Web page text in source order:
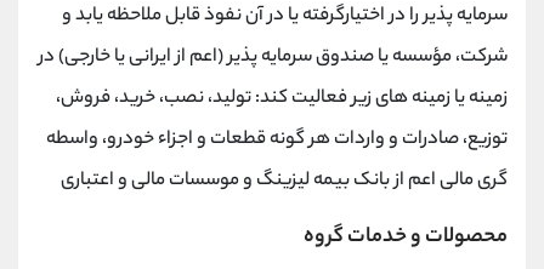
سرمایه پذیر را در اختیارگرفته یا در آن نفوذ قابل ملاحظه یابد و
شرکت، مؤسسه یا صندوق سرمایه پذیر (اعم از ایرانی یا خارجی) در
زمینه یا زمینه های زیر فعالیت کند: تولید، نصب، خرید، فروش،
توزیع، صادرات و واردات هر گونه قطعات و اجزاء خودرو، واسطه
گری مالی اعم از بانک بیمه لیزینگ و موسسات مالی و اعتباری
محصولات و خدمات گروه